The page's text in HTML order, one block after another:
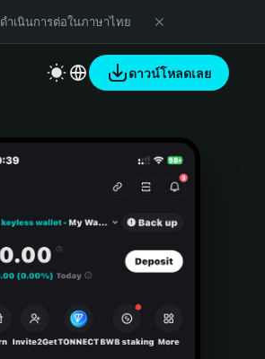
ดำเนินการต่อในภาษาไทย
ดาวน์โหลดเลย